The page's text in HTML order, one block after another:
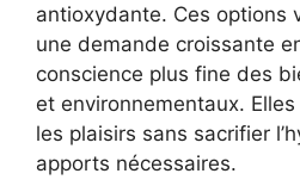
antioxydante. Ces options
une demande croissante
conscience plus fine des
et environnementaux.
les plaisirs sans sacrifier
apports nécessaires.